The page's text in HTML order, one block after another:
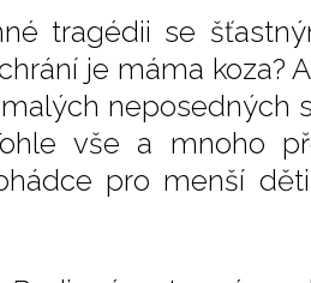
tragédii se
je máma koza?
neposedných
vše a mnoho
pro menší